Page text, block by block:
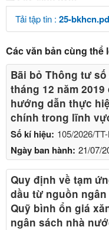
Tải tập tin : 25-
Các văn bản cùng thể
Số kí hiệu: 105/2026/
Ngày ban hành: 21/07/
Bãi bỏ Thông tư số
tháng 12 năm
hướng dẫn thực
chính trong lĩnh
Quy định về tạm
dầu từ nguồn
Quỹ bình ổn giá
ngân sách nhà